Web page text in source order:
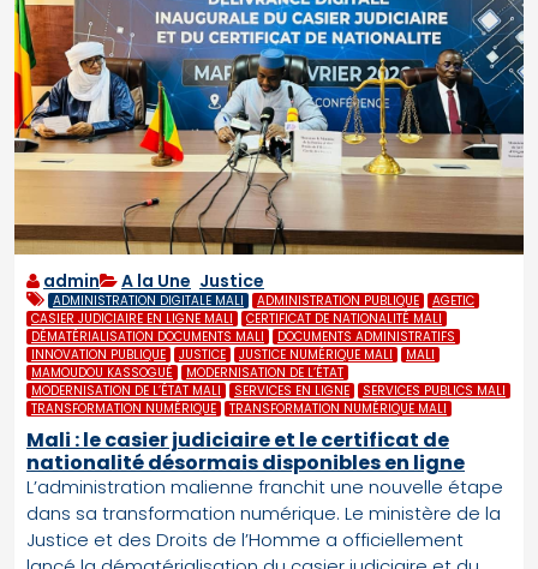
admin A la Une Justice
ADMINISTRATION DIGITALE MALI ADMINISTRATION PUBLIQUE
AGETIC
CASIER JUDICIAIRE EN LIGNE MALI
CERTIFICAT DE NATIONALITÉ MALI
DÉMATÉRIALISATION DOCUMENTS MALI
DOCUMENTS ADMINISTRATIFS
INNOVATION PUBLIQUE
JUSTICE JUSTICE NUMÉRIQUE MALI
MALI
MAMOUDOU KASSOGUÉ
MODERNISATION DE L’ÉTAT
MODERNISATION DE L’ÉTAT MALI
SERVICES EN LIGNE
SERVICES PUBLICS MALI
TRANSFORMATION NUMÉRIQUE
TRANSFORMATION NUMÉRIQUE MALI
Mali : le casier judiciaire et le certificat de
nationalité désormais disponibles en ligne
L’administration malienne franchit une nouvelle étape
dans sa transformation numérique. Le ministère de la
Justice et des Droits de l’Homme a officiellement